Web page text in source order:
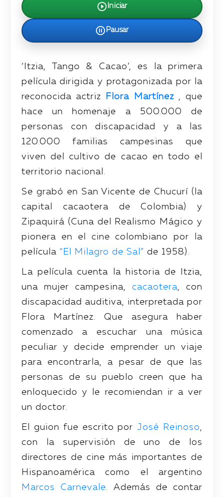
Iniciar
Pausar
‘Itzia, Tango & Cacao’, es la primera
película dirigida y protagonizada por la
reconocida actriz
Flora Martínez, que
hace un homenaje a 500.000 de
personas con discapacidad y a las
120.000 familias campesinas que
viven del cultivo de cacao en todo el
territorio nacional.
Se grabó en San Vicente de Chucurí (la
capital cacaotera de Colombia) y
Zipaquirá (Cuna del Realismo Mágico y
pionera en el cine colombiano por la
película “El Milagro de Sal” de 1958).
La película cuenta la historia de Itzia,
una mujer campesina, cacaotera, con
discapacidad auditiva, interpretada por
Flora Martínez. Que asegura haber
comenzado a escuchar una música
peculiar y decide emprender un viaje
para encontrarla, a pesar de que las
personas de su pueblo creen que ha
enloquecido y le recomiendan ir a ver
un doctor.
El guion fue escrito por José Reinoso,
con la supervisión de uno de los
directores de cine más importantes de
Hispanoamérica como el argentino
Marcos Carnevale. Además de contar